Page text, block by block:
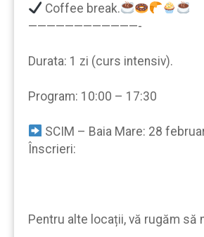
Coffee break.
————————————-
Durata: 1 zi (curs intensiv).
Program: 10:00 – 17:30
SCIM – Baia Mare: 28
Înscrieri:
Pentru alte locații, vă rugăm să